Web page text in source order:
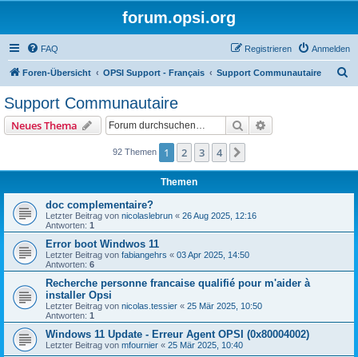
forum.opsi.org
FAQ Anmelden
Registrieren
Foren-Übersicht OPSI Support - Français Support Communautaire
Support Communautaire
Neues Thema Suche
92 Themen 1 2 3 4
Themen
doc complementaire?
Letzter Beitrag von nicolaslebrun « 26 Aug 2025, 12:16
Antworten: 1
Error boot Windwos 11
Letzter Beitrag von fabiangehrs « 03 Apr 2025, 14:50
Antworten: 6
Recherche personne francaise qualifié pour m'aider à
installer Opsi
Letzter Beitrag von nicolas.tessier « 25 Mär 2025, 10:50
Antworten: 1
Windows 11 Update - Erreur Agent OPSI (0x80004002)
Letzter Beitrag von mfournier « 25 Mär 2025, 10:40